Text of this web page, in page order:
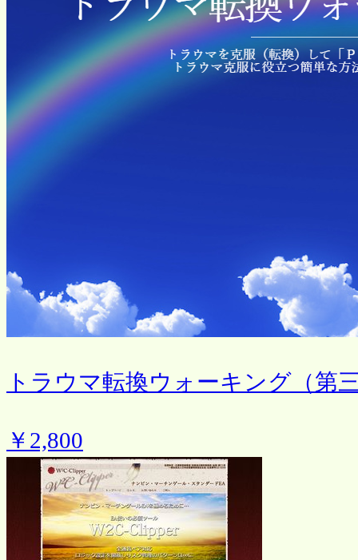
トラウマ転換ウォーキング（第
￥2,800